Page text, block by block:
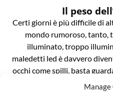
Manage
Il peso
Certi giorni è più difficile di
mondo rumoroso, tanto,
illuminato, troppo
maledetti led è davvero
occhi come spilli, basta
le cornee